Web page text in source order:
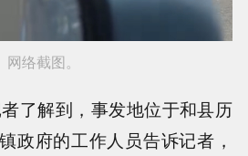
网络截图。
了解到，事发地位于和县历
政府的工作人员告诉记者，